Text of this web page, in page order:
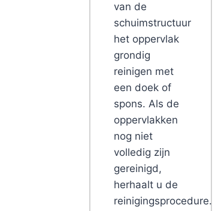
van de
schuimstructuur
het oppervlak
grondig
reinigen met
een doek of
spons. Als de
oppervlakken
nog niet
volledig zijn
gereinigd,
herhaalt u de
reinigingsprocedure.